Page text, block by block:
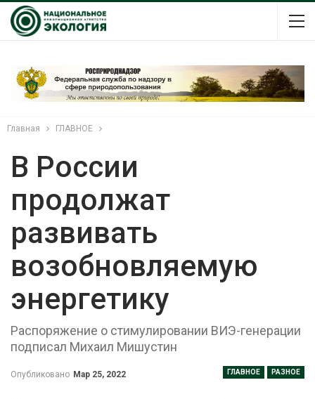
Главная ГЛАВНОЕ
В России
продолжат
развивать
возобновляемую
энергетику
Распоряжение о стимулировании ВИЭ-генерации
подписал Михаил Мишустин
ГЛАВНОЕ РАЗНОЕ
Опубликовано Мар 25, 2022